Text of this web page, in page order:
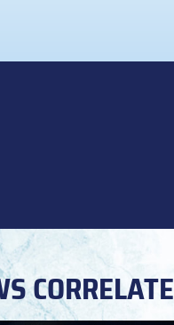
CORRELATE